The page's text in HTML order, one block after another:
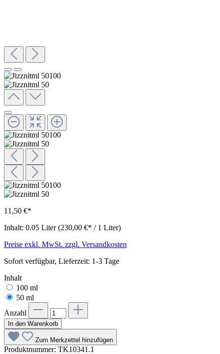
11,50 €*
Inhalt: 0.05 Liter(230,00 €* / 1 Liter)
Preise exkl. MwSt. zzgl. Versandkosten
Sofort verfügbar, Lieferzeit: 1-3 Tage
Inhalt
100 ml
50 ml
Anzahl
In den Warenkorb
Zum Merkzettel hinzufügen
Produktnummer: TK10341.1